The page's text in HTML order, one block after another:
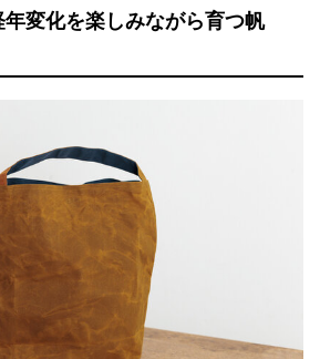
変化を楽しみながら育つ帆